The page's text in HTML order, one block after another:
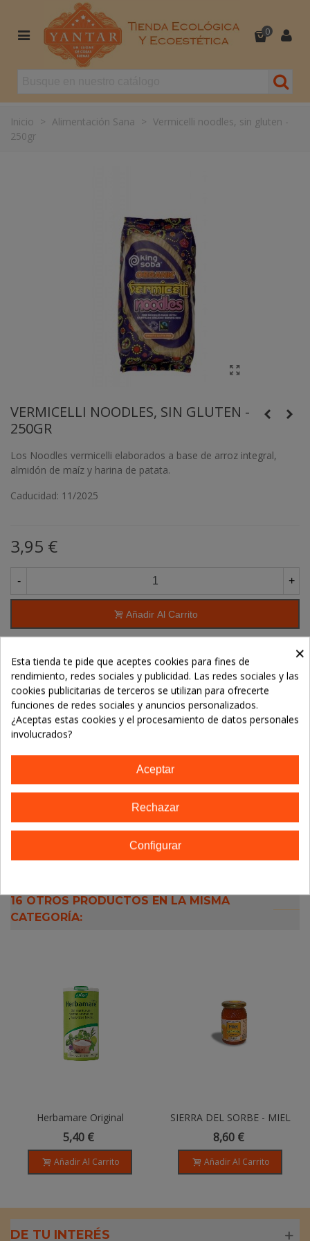
0
Inicio > Alimentación Sana > Vermicelli noodles, sin gluten -
250gr
VERMICELLI NOODLES, SIN GLUTEN -
250GR
Los Noodles vermicelli elaborados a base de arroz integral,
almidón de maíz y harina de patata.
Caducidad: 11/2025
3,95 €
- +
Añadir Al Carrito
Referencia:
Marca: KING SOBA NOODLES
TE GUSTARÁN
No hay artículos
Descripción
Detalles del producto
16 OTROS PRODUCTOS EN LA MISMA
CATEGORÍA:
Herbamare Original
5,40 €
Añadir Al Carrito
SIERRA DEL SORBE - MIEL
ECOLÓGICA DE AZAHAR -
500GR
8,60 €
Añadir Al Carrito
DE TU INTERÉS
×
Esta tienda te pide que aceptes cookies para fines de
rendimiento, redes sociales y publicidad. Las redes sociales y las
cookies publicitarias de terceros se utilizan para ofrecerte
funciones de redes sociales y anuncios personalizados.
¿Aceptas estas cookies y el procesamiento de datos personales
involucrados?
Aceptar
Rechazar
Configurar